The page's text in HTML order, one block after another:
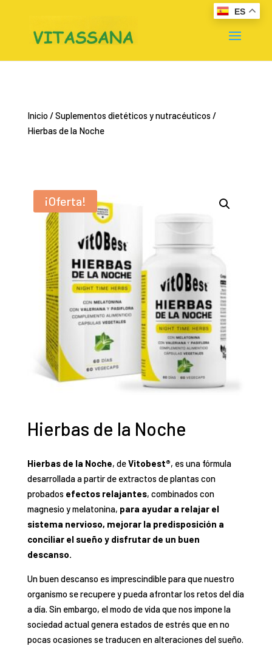
Inicio/Suplementos dietéticos y nutracéuticos /
Hierbas de la Noche
¡Oferta!
Hierbas de la Noche
Hierbas de la Noche, deVitobest®, es una fórmula
desarrollada a partir de extractos de plantas con
probados efectos relajantes, combinados con
magnesio y melatonina, para ayudar a relajar el
sistema nervioso, mejorar la predisposición a
conciliar el sueño y disfrutar de un buen
descanso.
Un buen descanso es imprescindible para que nuestro
organismo se recupere y pueda afrontar los retos del día
a día. Sin embargo, el modo de vida que nos impone la
sociedad actual genera estados de estrés que en no
pocas ocasiones se traducen en alteraciones del sueño.
ES